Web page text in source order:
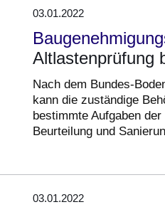
03.01.2022
Altlastenprüfung
Nach dem Bundes-
kann die zuständige
bestimmte Aufgaben
Beurteilung und
03.01.2022